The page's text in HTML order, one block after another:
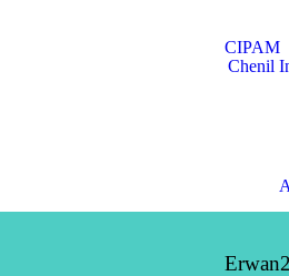
CIPAM
Chenil
Erwan2